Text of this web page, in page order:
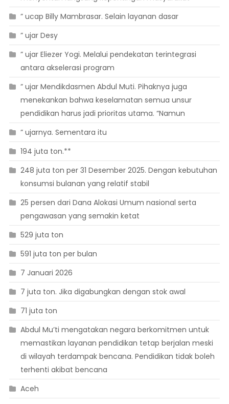
” ucap Billy Mambrasar. Selain layanan dasar
” ujar Desy
” ujar Eliezer Yogi. Melalui pendekatan terintegrasi
antara akselerasi program
” ujar Mendikdasmen Abdul Muti. Pihaknya juga
menekankan bahwa keselamatan semua unsur
pendidikan harus jadi prioritas utama. “Namun
” ujarnya. Sementara itu
194 juta ton.**
248 juta ton per 31 Desember 2025. Dengan kebutuhan
konsumsi bulanan yang relatif stabil
25 persen dari Dana Alokasi Umum nasional serta
pengawasan yang semakin ketat
529 juta ton
591 juta ton per bulan
7 Januari 2026
7 juta ton. Jika digabungkan dengan stok awal
71 juta ton
Abdul Mu’ti mengatakan negara berkomitmen untuk
memastikan layanan pendidikan tetap berjalan meski
di wilayah terdampak bencana. Pendidikan tidak boleh
terhenti akibat bencana
Aceh